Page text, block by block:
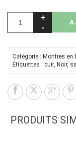
Catégorie : Montres en
Étiquettes : cuir, Noir,
PRODUITS